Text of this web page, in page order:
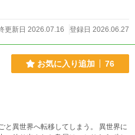
更新日 2026.07.16 登録日 2026.06.27
お気に入り追加 76
へ転移してしまう。 異世界に